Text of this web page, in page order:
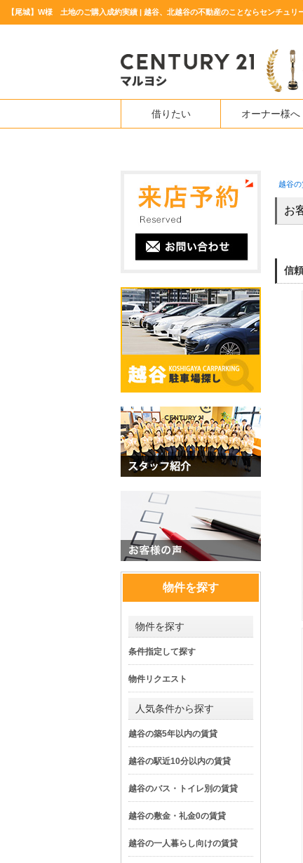
【尾城】W様 土地のご購入成約実績 | 越谷、北越谷の不動産のことならセンチュリ
借りたい オーナー様へ
越谷
お
信
物件を探す
物件を探す
条件指定して探す
物件リクエスト
人気条件から探す
越谷の築5年以内の賃貸
越谷の駅近10分以内の賃貸
越谷のバス・トイレ別の賃貸
越谷の敷金・礼金0の賃貸
越谷の一人暮らし向けの賃貸